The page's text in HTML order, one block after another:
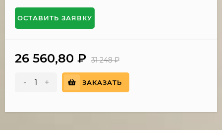
ОСТАВИТЬ ЗАЯВКУ
26 560,80 ₽ 31 248₽
- + ЗАКАЗАТЬ